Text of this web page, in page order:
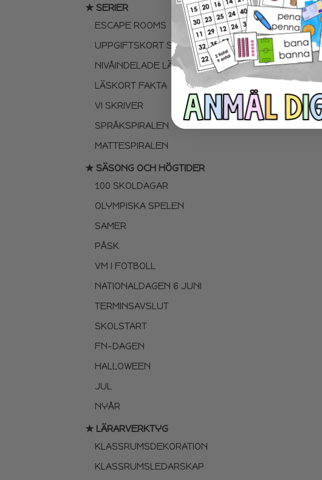
★ SERIER
ESCAPE ROOMS
UPPGIFTSKORT SVENSKA
NIVÅINDELADE LÄSTEXTER
LÄSKORT FAKTA
VI SKRIVER
SPRÅKSPIRALEN
MATTESPIRALEN
★ SÄSONG OCH HÖGTIDER
100 SKOLDAGAR
OLYMPISKA SPELEN
SAMER
PÅSK
VM I FOTBOLL
NATIONALDAGEN 6 JUNI
TERMINSAVSLUT
SKOLSTART
FN-DAGEN
HALLOWEEN
JUL
NYÅR
★ LÄRARVERKTYG
KLASSRUMSDEKORATION
KLASSRUMSLEDARSKAP